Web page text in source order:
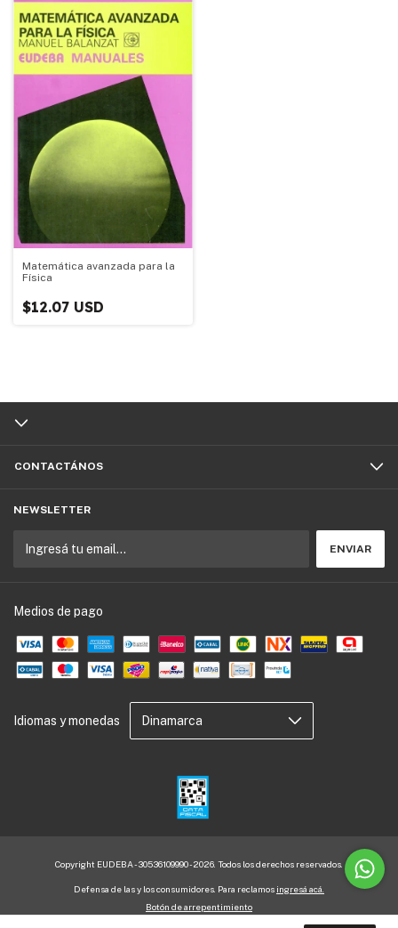
Matemática avanzada para la
Física
$12.07 USD
CONTACTÁNOS
NEWSLETTER
Medios de pago
Idiomas y monedas
Copyright EUDEBA - 30536109990 - 2026. Todos los derechos reservados.
Defensa de las y los consumidores. Para reclamos ingresá acá.
Botón de arrepentimiento